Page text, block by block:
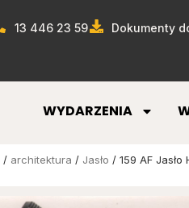
13 446 23 59 Dokumenty
WYDARZENIA
/ architektura / Jasło / 159 AF